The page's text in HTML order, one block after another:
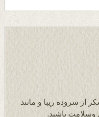
از سروده ریبا و مانند
وسلامت باشید.